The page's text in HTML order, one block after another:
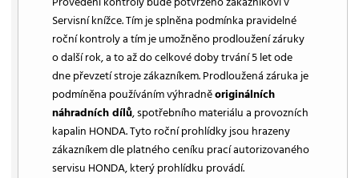
Servisní knížce. Tím je splněna podmínka pravidelné
roční kontroly a tím je umožněno prodloužení záruky
o další rok, a to až do celkové doby trvání 5 let ode
dne převzetí stroje zákazníkem. Prodloužená záruka je
podmíněna používáním výhradněoriginálních
náhradních dílů, spotřebního materiálu a provozních
kapalin HONDA. Tyto roční prohlídky jsou hrazeny
zákazníkem dle platného ceníku prací autorizovaného
servisu HONDA, který prohlídku provádí.